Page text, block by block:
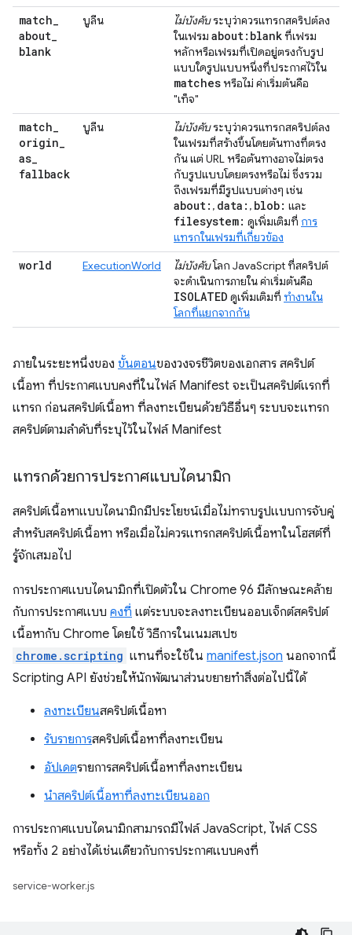
match_
about_
blank
บูลีน ไม่บังคับระบุว่าควรแทรกสคริปต์ลง
ในเฟรม about:blankที่เฟรม
หลักหรือเฟรมที่เปิดอยู่ตรงกับรูป
แบบใดรูปแบบหนึ่งที่ประกาศไว้ใน
matchesหรือไม่ ค่าเริ่มต้นคือ
"เท็จ"
match_
origin_
as_
fallback
บูลีน ไม่บังคับระบุว่าควรแทรกสคริปต์ลง
ในเฟรมที่สร้างขึ้นโดยต้นทางที่ตรง
กัน แต่ URL หรือต้นทางอาจไม่ตรง
กับรูปแบบโดยตรงหรือไม่ ซึ่งรวม
ถึงเฟรมที่มีรูปแบบต่างๆ เช่น
about: , data: , blob: และ
filesystem: ดูเพิ่มเติมที่ การ
แทรกในเฟรมที่เกี่ยวข้อง
world ExecutionWorld ไม่บังคับโลก JavaScript ที่สคริปต์
จะดำเนินการภายใน ค่าเริ่มต้นคือ
ISOLATED ดูเพิ่มเติมที่ ทำงานใน
โลกที่แยกจากกัน
ภายในระยะหนึ่งของ ขั้นตอนของวงจรชีวิตของเอกสาร สคริปต์
เนื้อหา ที่ประกาศแบบคงที่ในไฟล์ Manifest จะเป็นสคริปต์แรกที่
แทรก ก่อนสคริปต์เนื้อหา ที่ลงทะเบียนด้วยวิธีอื่นๆ ระบบจะแทรก
สคริปต์ตามลำดับที่ระบุไว้ในไฟล์ Manifest
แทรกด้วยการประกาศแบบไดนามิก
สคริปต์เนื้อหาแบบไดนามิกมีประโยชน์เมื่อไม่ทราบรูปแบบการจับคู่
สำหรับสคริปต์เนื้อหา หรือเมื่อไม่ควรแทรกสคริปต์เนื้อหาในโฮสต์ที่
รู้จักเสมอไป
การประกาศแบบไดนามิกที่เปิดตัวใน Chrome 96 มีลักษณะคล้าย
กับการประกาศแบบ คงที่ แต่ระบบจะลงทะเบียนออบเจ็กต์สคริปต์
เนื้อหากับ Chrome โดยใช้ วิธีการในเนมสเปซ
chrome.scripting แทนที่จะใช้ใน manifest.json นอกจากนี้
Scripting API ยังช่วยให้นักพัฒนาส่วนขยายทำสิ่งต่อไปนี้ได้
ลงทะเบียนสคริปต์เนื้อหา
รับรายการสคริปต์เนื้อหาที่ลงทะเบียน
อัปเดตรายการสคริปต์เนื้อหาที่ลงทะเบียน
นำสคริปต์เนื้อหาที่ลงทะเบียนออก
การประกาศแบบไดนามิกสามารถมีไฟล์ JavaScript, ไฟล์ CSS
หรือทั้ง 2 อย่างได้เช่นเดียวกับการประกาศแบบคงที่
service-worker.js